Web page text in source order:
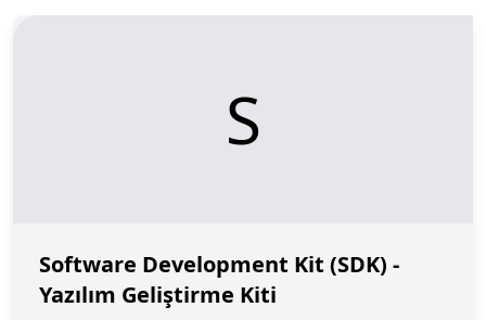
S
Software Development Kit (SDK) -
Yazılım Geliştirme Kiti